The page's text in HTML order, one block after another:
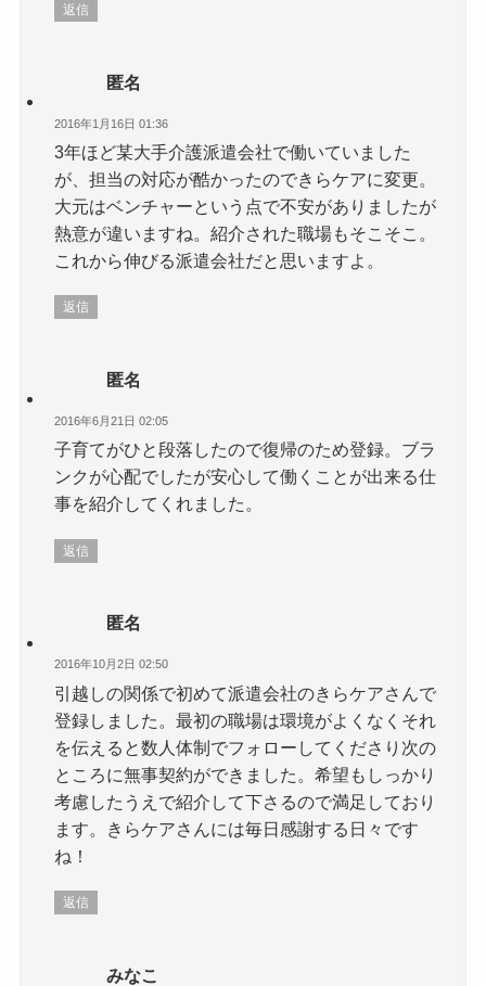
返信
匿名
2016年1月16日 01:36
3年ほど某大手介護派遣会社で働いていました
が、担当の対応が酷かったのできらケアに変更。
大元はベンチャーという点で不安がありましたが
熱意が違いますね。紹介された職場もそこそこ。
これから伸びる派遣会社だと思いますよ。
返信
匿名
2016年6月21日 02:05
子育てがひと段落したので復帰のため登録。ブラ
ンクが心配でしたが安心して働くことが出来る仕
事を紹介してくれました。
返信
匿名
2016年10月2日 02:50
引越しの関係で初めて派遣会社のきらケアさんで
登録しました。最初の職場は環境がよくなくそれ
を伝えると数人体制でフォローしてくださり次の
ところに無事契約ができました。希望もしっかり
考慮したうえで紹介して下さるので満足しており
ます。きらケアさんには毎日感謝する日々です
ね！
返信
みなこ